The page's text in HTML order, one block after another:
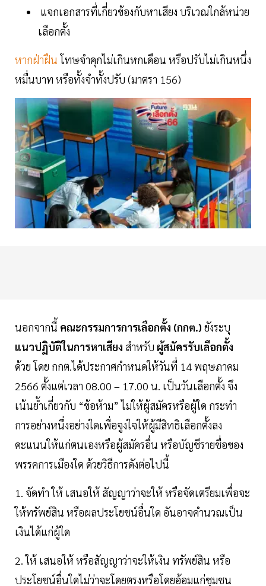
แจกเอกสารที่เกี่ยวข้องกับหาเสียง บริเวณใกล้หน่วย
เลือกตั้ง
หากฝ่าฝืนโทษจำคุกไม่เกินหกเดือน หรือปรับไม่เกินหนึ่ง
หมื่นบาท หรือทั้งจำทั้งปรับ (มาตรา 156)
นอกจากนี้ คณะกรรมการการเลือกตั้ง (กกต.) ยังระบุ
แนวปฏิบัติในการหาเสียง สำหรับ ผู้สมัครรับเลือกตั้ง
ด้วย โดย กกต.ได้ประกาศกำหนดให้วันที่ 14 พฤษภาคม
2566 ตั้งแต่เวลา 08.00 – 17.00 น. เป็นวันเลือกตั้ง จึง
เน้นย้ำเกี่ยวกับ “ข้อห้าม” ไม่ให้ผู้สมัครหรือผู้ใด กระทำ
การอย่างหนึ่งอย่างใดเพื่อจูงใจให้ผู้มีสิทธิเลือกตั้งลง
คะแนนให้แก่ตนเองหรือผู้สมัครอื่น หรือบัญชีรายชื่อของ
พรรคการเมืองใด ด้วยวิธีการดังต่อไปนี้
1. จัดทํา ให้ เสนอให้ สัญญาว่าจะให้ หรือจัดเตรียมเพื่อจะ
ให้ทรัพย์สิน หรือผลประโยชน์อื่นใด อันอาจคํานวณเป็น
เงินได้แก่ผู้ใด
2. ให้ เสนอให้ หรือสัญญาว่าจะให้เงิน ทรัพย์สิน หรือ
ประโยชน์อื่นใดไม่ว่าจะโดยตรงหรือโดยอ้อมแก่ชุมชน